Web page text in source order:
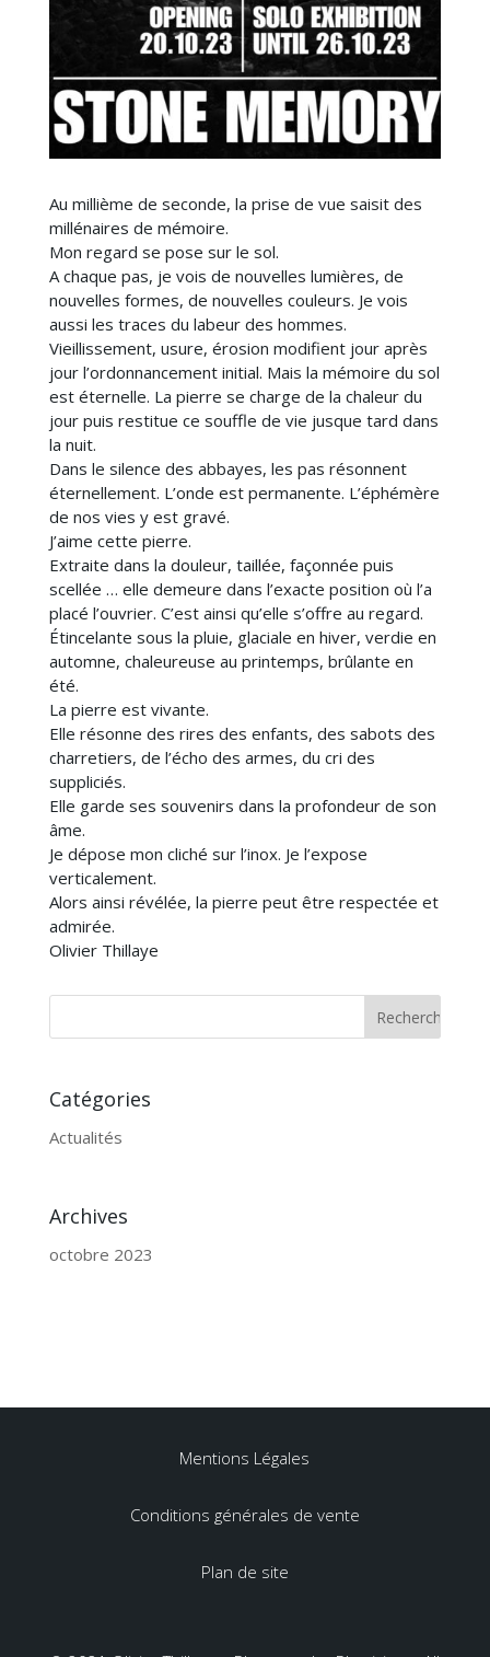
Au millième de seconde, la prise de vue saisit des
millénaires de mémoire.
Mon regard se pose sur le sol.
A chaque pas, je vois de nouvelles lumières, de
nouvelles formes, de nouvelles couleurs. Je vois
aussi les traces du labeur des hommes.
Vieillissement, usure, érosion modifient jour après
jour l’ordonnancement initial. Mais la mémoire du sol
est éternelle. La pierre se charge de la chaleur du
jour puis restitue ce souffle de vie jusque tard dans
la nuit.
Dans le silence des abbayes, les pas résonnent
éternellement. L’onde est permanente. L’éphémère
de nos vies y est gravé.
J’aime cette pierre.
Extraite dans la douleur, taillée, façonnée puis
scellée … elle demeure dans l’exacte position où l’a
placé l’ouvrier. C’est ainsi qu’elle s’offre au regard.
Étincelante sous la pluie, glaciale en hiver, verdie en
automne, chaleureuse au printemps, brûlante en
été.
La pierre est vivante.
Elle résonne des rires des enfants, des sabots des
charretiers, de l’écho des armes, du cri des
suppliciés.
Elle garde ses souvenirs dans la profondeur de son
âme.
Je dépose mon cliché sur l’inox. Je l’expose
verticalement.
Alors ainsi révélée, la pierre peut être respectée et
admirée.
OlivierThillaye
Catégories
Actualités
Archives
octobre 2023
Mentions Légales
Conditions générales de vente
Plan de site